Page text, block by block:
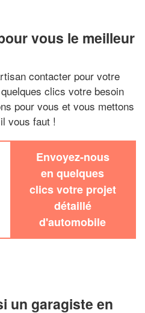
vous le meilleur
contacter pour votre
clics votre besoin
pour vous et vous mettons
vous faut !
Envoyez-nous
en quelques
clics votre projet
détaillé
d'automobile
un garagiste en